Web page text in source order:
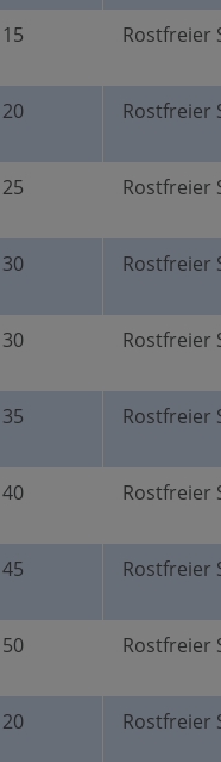
15 Rostfreier
20 Rostfreier
25 Rostfreier
30 Rostfreier
30 Rostfreier
35 Rostfreier
40 Rostfreier
45 Rostfreier
50 Rostfreier
20 Rostfreier